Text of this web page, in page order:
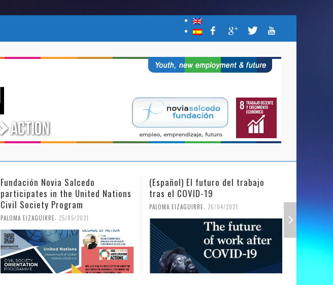
Fundación Novia Salcedo
participates in the United Nations
Civil Society Program
PALOMA EIZAGUIRRE 25/05/2021
(Español) El futuro del trabajo
tras el COVID-19
PALOMA EIZAGUIRRE 26/04/2021